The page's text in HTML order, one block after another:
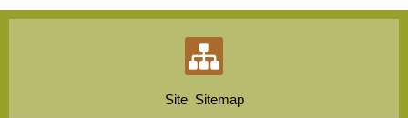
Site Sitemap